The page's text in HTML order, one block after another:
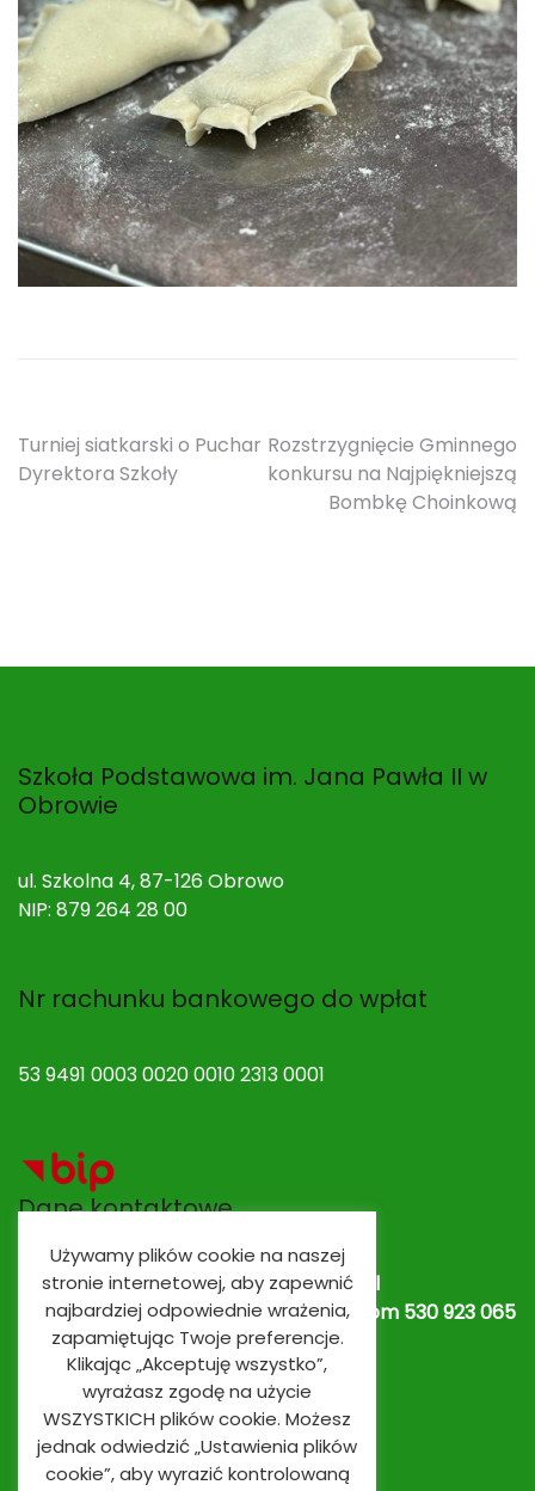
Nawigacja
wpisu
Turniej siatkarski o Puchar
Dyrektora Szkoły
Rozstrzygnięcie Gminnego
konkursu na Najpiękniejszą
Bombkę Choinkową
Szkoła Podstawowa im. Jana Pawła II w
Obrowie
ul. Szkolna 4, 87-126 Obrowo
NIP: 879 264 28 00
Nr rachunku bankowego do wpłat
53 9491 0003 0020 0010 2313 0001
Dane kontaktowe
Adres e-mail:spobrowo@spobrowo.pl
Nr telefonu / fax:(56) 674 70 30 tel. kom 530 923 065
530 923 839Oddziały przedszkolne
Używamy plików cookie na naszej
stronie internetowej, aby zapewnić
najbardziej odpowiednie wrażenia,
zapamiętując Twoje preferencje.
Klikając „Akceptuję wszystko”,
wyrażasz zgodę na użycie
WSZYSTKICH plików cookie. Możesz
jednak odwiedzić „Ustawienia plików
cookie”, aby wyrazić kontrolowaną